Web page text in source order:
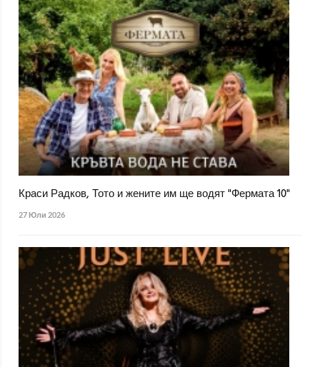
Краси Радков, Тото и жените им ще водят "Фермата 10"
27 Юли 2026